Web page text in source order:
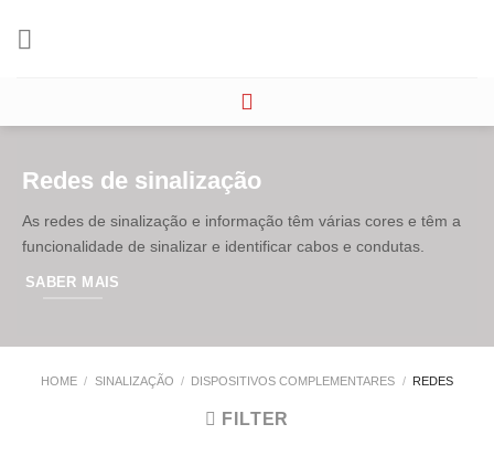
Redes de sinalização
As redes de sinalização e informação têm várias cores e têm a
funcionalidade de sinalizar e identificar cabos e condutas.
SABER MAIS
HOME / SINALIZAÇÃO / DISPOSITIVOS COMPLEMENTARES / REDES
FILTER